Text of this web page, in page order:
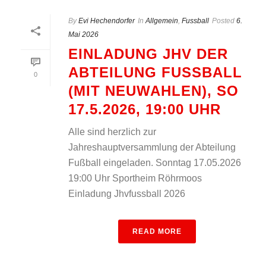
0
By Evi Hechendorfer In Allgemein Fussball Posted 6.
Mai 2026
EINLADUNG JHV DER
ABTEILUNG FUSSBALL (
MIT NEUWAHLEN), SO 1
7.5.2026, 19:00 UHR
Alle sind herzlich zur
Jahreshauptversammlung der Abteilung
Fußball eingeladen. Sonntag 17.05.2026
19:00 Uhr Sportheim Röhrmoos
Einladung Jhvfussball 2026
READ MORE